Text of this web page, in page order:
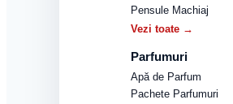
Pensule Machiaj
Vezi toate →
Parfumuri
Apă de Parfum
Pachete Parfumuri